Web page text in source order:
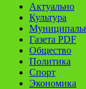
Актуально
Культура
Газета PDF
Общество
Политика
Спорт
Экономика